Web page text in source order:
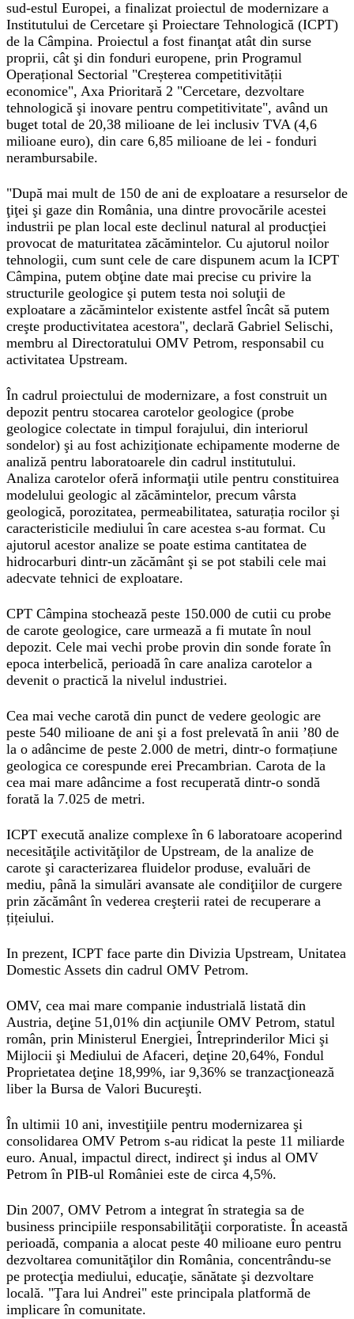
sud-estul Europei, a finalizat proiectul de modernizare a
Institutului de Cercetare şi Proiectare Tehnologică (ICPT)
de la Câmpina. Proiectul a fost finanţat atât din surse
proprii, cât şi din fonduri europene, prin Programul
Operațional Sectorial "Creșterea competitivității
economice", Axa Prioritară 2 "Cercetare, dezvoltare
tehnologică şi inovare pentru competitivitate", având un
buget total de 20,38 milioane de lei inclusiv TVA (4,6
milioane euro), din care 6,85 milioane de lei - fonduri
nerambursabile.
"După mai mult de 150 de ani de exploatare a resurselor de
ţiţei şi gaze din România, una dintre provocările acestei
industrii pe plan local este declinul natural al producţiei
provocat de maturitatea zăcămintelor. Cu ajutorul noilor
tehnologii, cum sunt cele de care dispunem acum la ICPT
Câmpina, putem obţine date mai precise cu privire la
structurile geologice şi putem testa noi soluţii de
exploatare a zăcămintelor existente astfel încât să putem
creşte productivitatea acestora", declară Gabriel Selischi,
membru al Directoratului OMV Petrom, responsabil cu
activitatea Upstream.
În cadrul proiectului de modernizare, a fost construit un
depozit pentru stocarea carotelor geologice (probe
geologice colectate in timpul forajului, din interiorul
sondelor) şi au fost achiziţionate echipamente moderne de
analiză pentru laboratoarele din cadrul institutului.
Analiza carotelor oferă informaţii utile pentru constituirea
modelului geologic al zăcămintelor, precum vârsta
geologică, porozitatea, permeabilitatea, saturația rocilor şi
caracteristicile mediului în care acestea s-au format. Cu
ajutorul acestor analize se poate estima cantitatea de
hidrocarburi dintr-un zăcământ şi se pot stabili cele mai
adecvate tehnici de exploatare.
CPT Câmpina stochează peste 150.000 de cutii cu probe
de carote geologice, care urmează a fi mutate în noul
depozit. Cele mai vechi probe provin din sonde forate în
epoca interbelică, perioadă în care analiza carotelor a
devenit o practică la nivelul industriei.
Cea mai veche carotă din punct de vedere geologic are
peste 540 milioane de ani şi a fost prelevată în anii ’80 de
la o adâncime de peste 2.000 de metri, dintr-o formațiune
geologica ce corespunde erei Precambrian. Carota de la
cea mai mare adâncime a fost recuperată dintr-o sondă
forată la 7.025 de metri.
ICPT execută analize complexe în 6 laboratoare acoperind
necesităţile activităţilor de Upstream, de la analize de
carote şi caracterizarea fluidelor produse, evaluări de
mediu, până la simulări avansate ale condiţiilor de curgere
prin zăcământ în vederea creşterii ratei de recuperare a
țițeiului.
In prezent, ICPT face parte din Divizia Upstream, Unitatea
Domestic Assets din cadrul OMV Petrom.
OMV, cea mai mare companie industrială listată din
Austria, deţine 51,01% din acţiunile OMV Petrom, statul
român, prin Ministerul Energiei, Întreprinderilor Mici şi
Mijlocii şi Mediului de Afaceri, deţine 20,64%, Fondul
Proprietatea deţine 18,99%, iar 9,36% se tranzacţionează
liber la Bursa de Valori Bucureşti.
În ultimii 10 ani, investiţiile pentru modernizarea şi
consolidarea OMV Petrom s-au ridicat la peste 11 miliarde
euro. Anual, impactul direct, indirect şi indus al OMV
Petrom în PIB-ul României este de circa 4,5%.
Din 2007, OMV Petrom a integrat în strategia sa de
business principiile responsabilităţii corporatiste. În această
perioadă, compania a alocat peste 40 milioane euro pentru
dezvoltarea comunităţilor din România, concentrându-se
pe protecţia mediului, educaţie, sănătate şi dezvoltare
locală. "Ţara lui Andrei" este principala platformă de
implicare în comunitate.